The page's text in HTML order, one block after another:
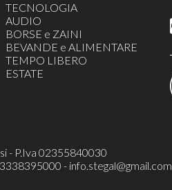
TECNOLOGIA
AUDIO
BORSE e ZAINI
BEVANDE e ALIMENTARE
TEMPO LIBERO
ESTATE
- P.Iva 02355840030
- info.stegal@gmail.com